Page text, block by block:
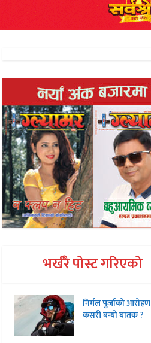
भर्खरै पोस्ट गरिएको
निर्मल पुर्जाको आरोहण
कसरी बन्यो घातक ?